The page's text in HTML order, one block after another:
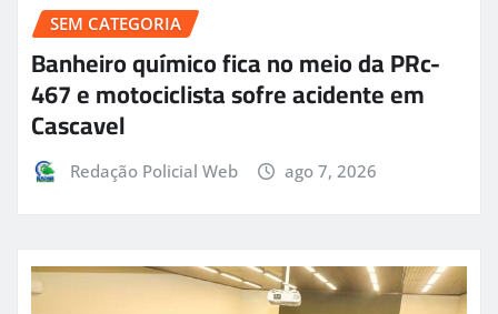
SEM CATEGORIA
Banheiro químico fica no meio da PRc-
467 e motociclista sofre acidente em
Cascavel
Redação Policial Web ago 7, 2026